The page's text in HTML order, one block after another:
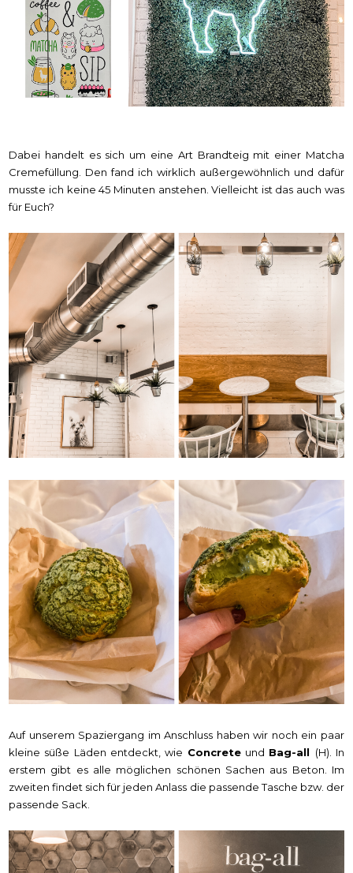
Dabei handelt es sich um eine Art Brandteig mit einer Matcha
Cremefüllung. Den fand ich wirklich außergewöhnlich und dafür
musste ich keine 45 Minuten anstehen. Vielleicht ist das auch was
für Euch?
Auf unserem Spaziergang im Anschluss haben wir noch ein paar
kleine süße Läden entdeckt, wie Concreteund Bag-all (H). In
erstem gibt es alle möglichen schönen Sachen aus Beton. Im
zweiten findet sich für jeden Anlass die passende Tasche bzw. der
passende Sack.